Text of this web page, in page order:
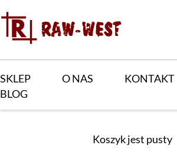
SKLEP O NAS
KONTAKT
BLOG
Koszyk jest pusty